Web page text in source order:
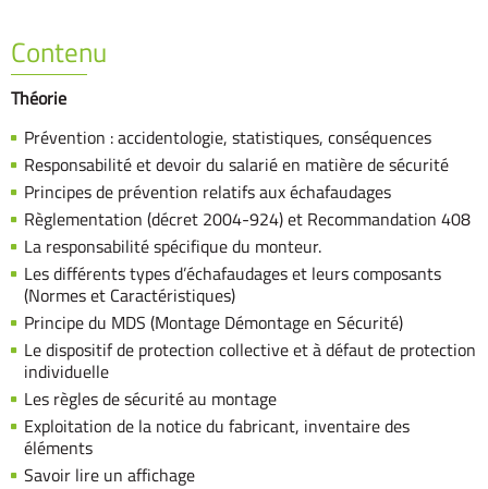
Contenu
Théorie
Prévention : accidentologie, statistiques, conséquences
Responsabilité et devoir du salarié en matière de sécurité
Principes de prévention relatifs aux échafaudages
Règlementation (décret 2004-924) et Recommandation 408
La responsabilité spécifique du monteur.
Les différents types d’échafaudages et leurs composants
(Normes et Caractéristiques)
Principe du MDS (Montage Démontage en Sécurité)
Le dispositif de protection collective et à défaut de protection
individuelle
Les règles de sécurité au montage
Exploitation de la notice du fabricant, inventaire des
éléments
Savoir lire un affichage